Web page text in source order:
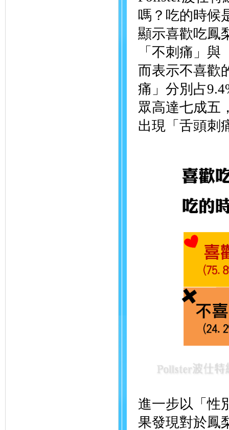
嗎？吃的時候
顯示喜歡吃鳳
「不刺痛」
而表示不喜歡
痛」分別占
眾高達七成五
出現「舌頭刺
進一步以「性
果發現對於鳳